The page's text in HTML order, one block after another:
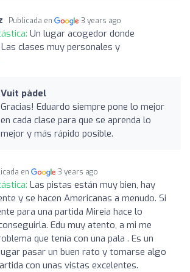
Publicada en 3 years ago
Un lugar acogedor donde
clases muy personales y
Vuit pàdel
Gracias! Eduardo siempre pone lo mejor
en cada clase para que se aprenda lo
mejor y más rápido posible.
en 3 years ago
Las pistas están muy bien, hay
y se hacen Americanas a menudo. Si
para una partida Mireia hace lo
Edu muy atento, a mi me
que tenía con una pala . Es un
pasar un buen rato y tomarse algo
con unas vistas excelentes.